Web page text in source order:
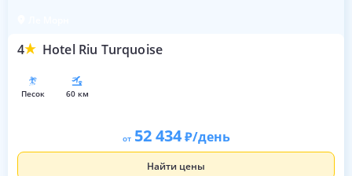
4 Hotel Riu Turquoise
песок 60 км
от 52 434 /день
Найти цены